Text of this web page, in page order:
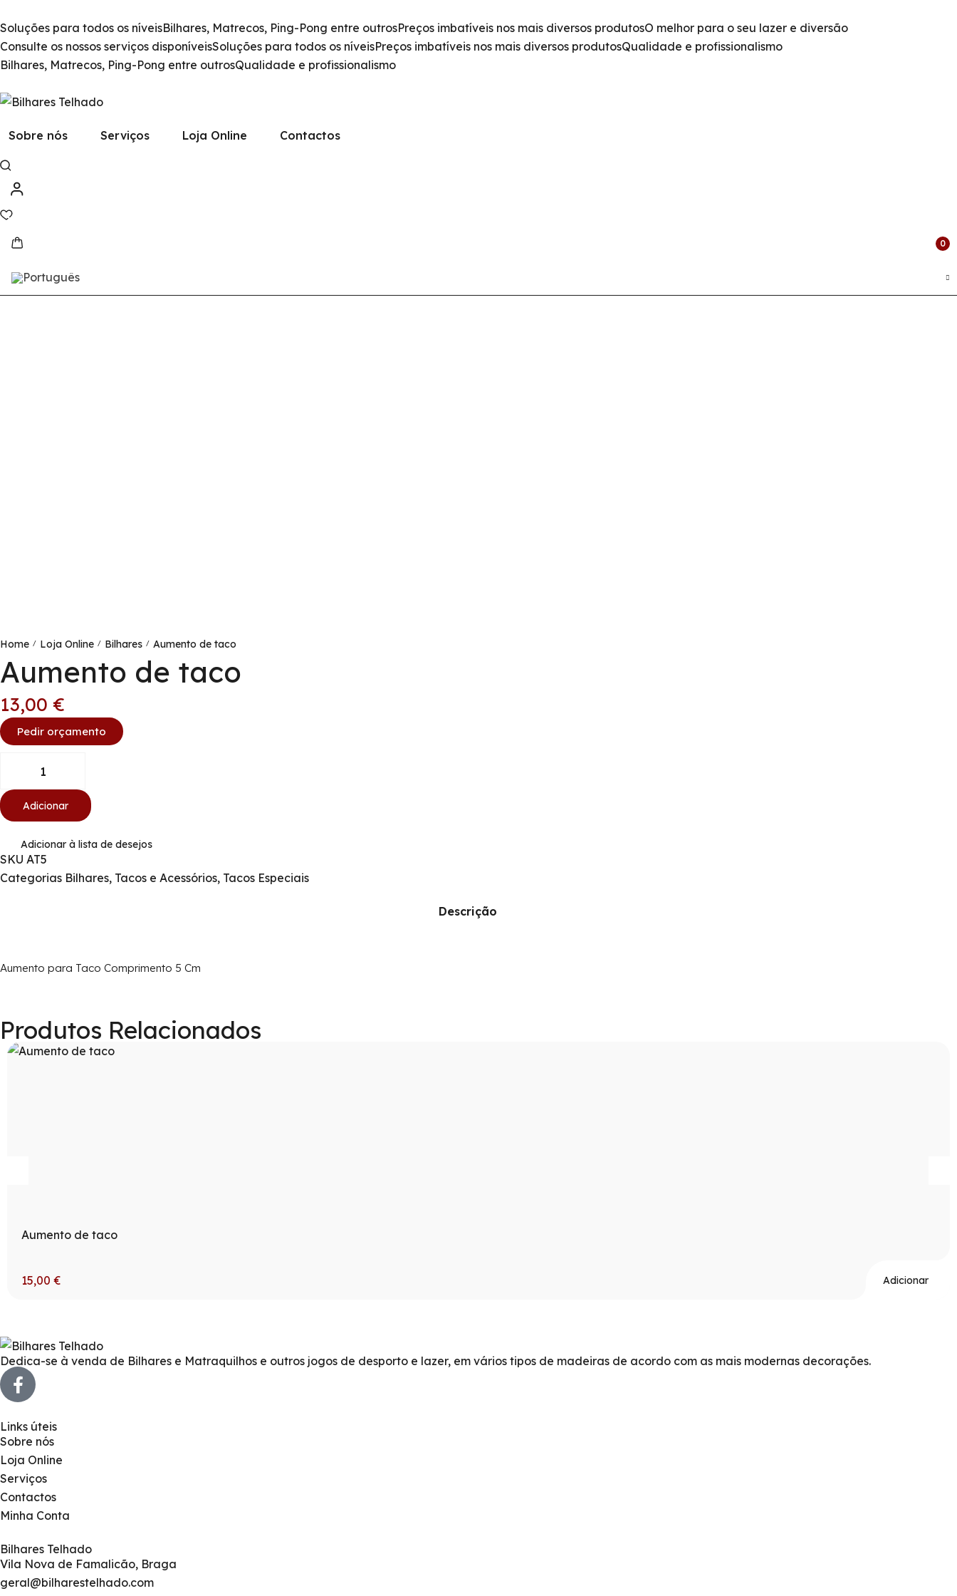
Soluções para todos os níveisBilhares, Matrecos, Ping-Pong entre outrosPreços imbatíveis nos mais diversos produtosO melhor para o seu lazer e diversão
Consulte os nossos serviços disponíveisSoluções para todos os níveisPreços imbatíveis nos mais diversos produtosQualidade e profissionalismo
Bilhares, Matrecos, Ping-Pong entre outrosQualidade e profissionalismo
Sobre nós Serviços Loja Online Contactos
0
Home / Loja Online / Bilhares / Aumento de taco
Aumento de taco
13,00 €
Pedir orçamento
Adicionar
Adicionar à lista de desejos
SKU AT5
Categorias Bilhares, Tacos e Acessórios, Tacos Especiais
Descrição
Aumento para Taco Comprimento 5 Cm
Produtos Relacionados
Aumento de taco
15,00 € Adicionar
Dedica-se à venda de Bilhares e Matraquilhos e outros jogos de desporto e lazer, em vários tipos de madeiras de acordo com as mais modernas decorações.
Links úteis
Sobre nós
Loja Online
Serviços
Contactos
Minha Conta
Bilhares Telhado
Vila Nova de Famalicão, Braga
geral@bilharestelhado.com